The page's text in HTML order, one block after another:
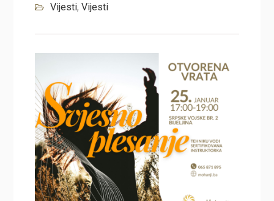
Vijesti, Vijesti